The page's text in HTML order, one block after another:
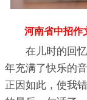
河南省中招作
在儿时的回忆
年充满了快乐的
正因如此，使我